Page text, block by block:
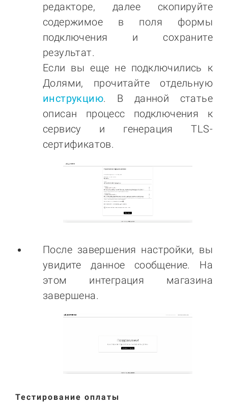
редакторе, далее скопируйте
содержимое в поля формы
подключения и сохраните
результат.
Если вы еще не подключились к
Долями, прочитайте отдельную
инструкцию. В данной статье
описан процесс подключения к
сервису и генерация TLS-
сертификатов.
После завершения настройки, вы
увидите данное сообщение. На
этом интеграция магазина
завершена.
Тестирование оплаты